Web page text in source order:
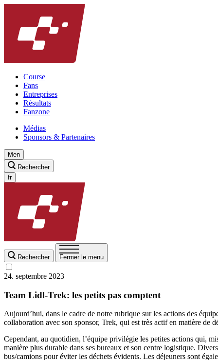
Course
Fans
Entreprises
Résultats
Fanzone
Médias
Sponsors & Partenaires
Men
Rechercher
fr
Rechercher Fermer le menu
24. septembre 2023
Team Lidl-Trek: les petits pas comptent
Aujourd’hui, dans le cadre de notre rubrique sur les actions des
collaboration avec son sponsor, Trek, qui est très actif en matière de
Cependant, au quotidien, l’équipe privilégie les petites actions qui,
manière plus durable dans ses bureaux et son centre logistique.
bus/camions pour éviter les déchets évidents. Les déjeuners sont